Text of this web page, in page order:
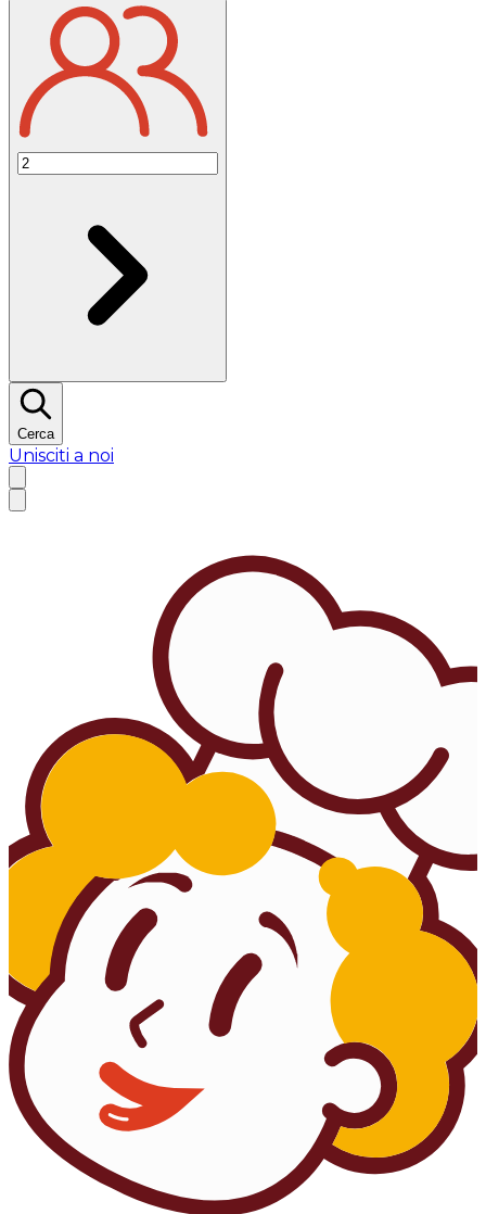
Cerca
Unisciti a noi